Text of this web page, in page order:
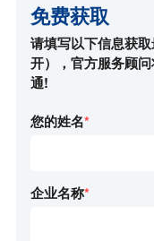
免费获取
请填写以下信息获
开），官方服务顾
通!
您的姓名*
企业名称*